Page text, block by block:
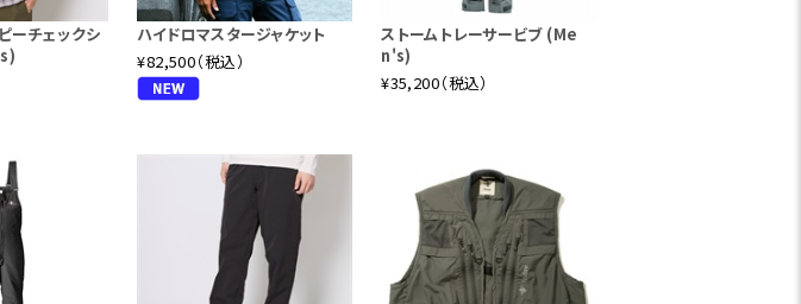
ーチェックシ
ハイドロマスタージャケット
¥82,500（税込）
ストームトレーサービブ (Me
n's)
¥35,200（税込）